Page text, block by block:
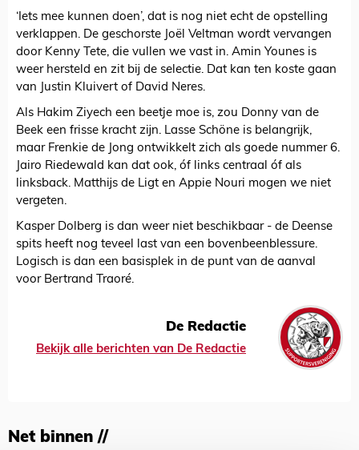
‘Iets mee kunnen doen’, dat is nog niet echt de opstelling
verklappen. De geschorste Joël Veltman wordt vervangen
door Kenny Tete, die vullen we vast in. Amin Younes is
weer hersteld en zit bij de selectie. Dat kan ten koste gaan
van Justin Kluivert of David Neres.
Als Hakim Ziyech een beetje moe is, zou Donny van de
Beek een frisse kracht zijn. Lasse Schöne is belangrijk,
maar Frenkie de Jong ontwikkelt zich als goede nummer 6.
Jairo Riedewald kan dat ook, óf links centraal óf als
linksback. Matthijs de Ligt en Appie Nouri mogen we niet
vergeten.
Kasper Dolberg is dan weer niet beschikbaar - de Deense
spits heeft nog teveel last van een bovenbeenblessure.
Logisch is dan een basisplek in de punt van de aanval
voor Bertrand Traoré.
De Redactie
Bekijk alle berichten van De Redactie
Net binnen //